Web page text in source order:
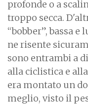
profonde o a
troppo secca.
“bobber”, bassa
ne risente
sono entrambi a
alla ciclistica e
era montato un
meglio, visto il